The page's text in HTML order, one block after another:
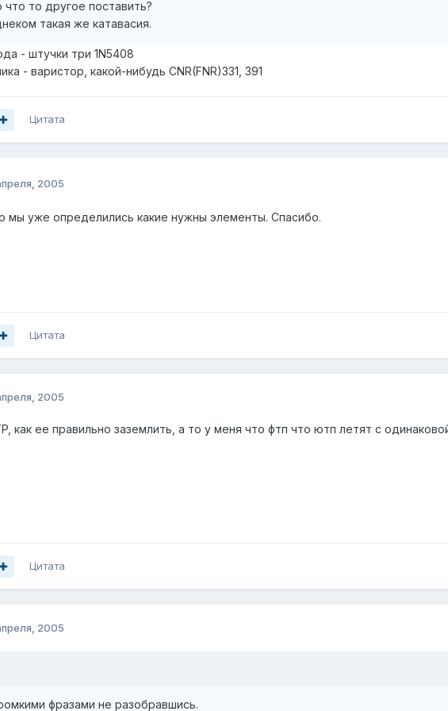
то другое поставить?
такая же катавасия.
- штучки три 1N5408
- варистор, какой-нибудь CNR(FNR)331, 391
Цитата
2005
мы уже определились какие нужны элементы. Спасибо.
Цитата
2005
как ее правильно заземлить, а то у меня что фтп что ютп летят с
Цитата
2005
фразами не разобравшись.